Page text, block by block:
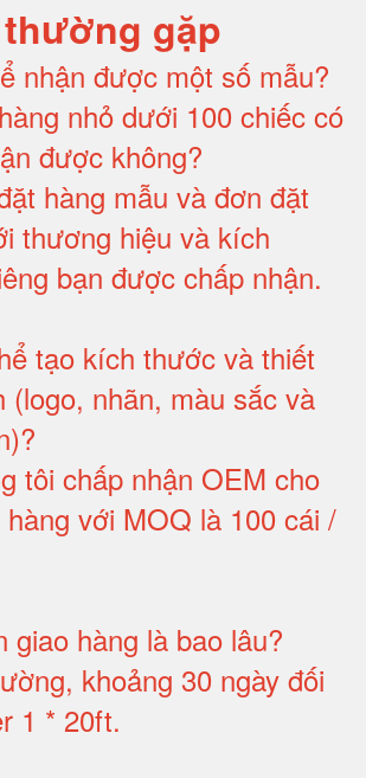
gặp
nhận được một số mẫu?
nhỏ dưới 100 chiếc có
được không?
hàng mẫu và đơn đặt
thương hiệu và kích
bạn được chấp nhận.
tạo kích thước và thiết
(logo, nhãn, màu sắc và
?
tôi chấp nhận OEM cho
với MOQ là 100 cái /
giao hàng là bao lâu?
khoảng 30 ngày đối
1 * 20ft.